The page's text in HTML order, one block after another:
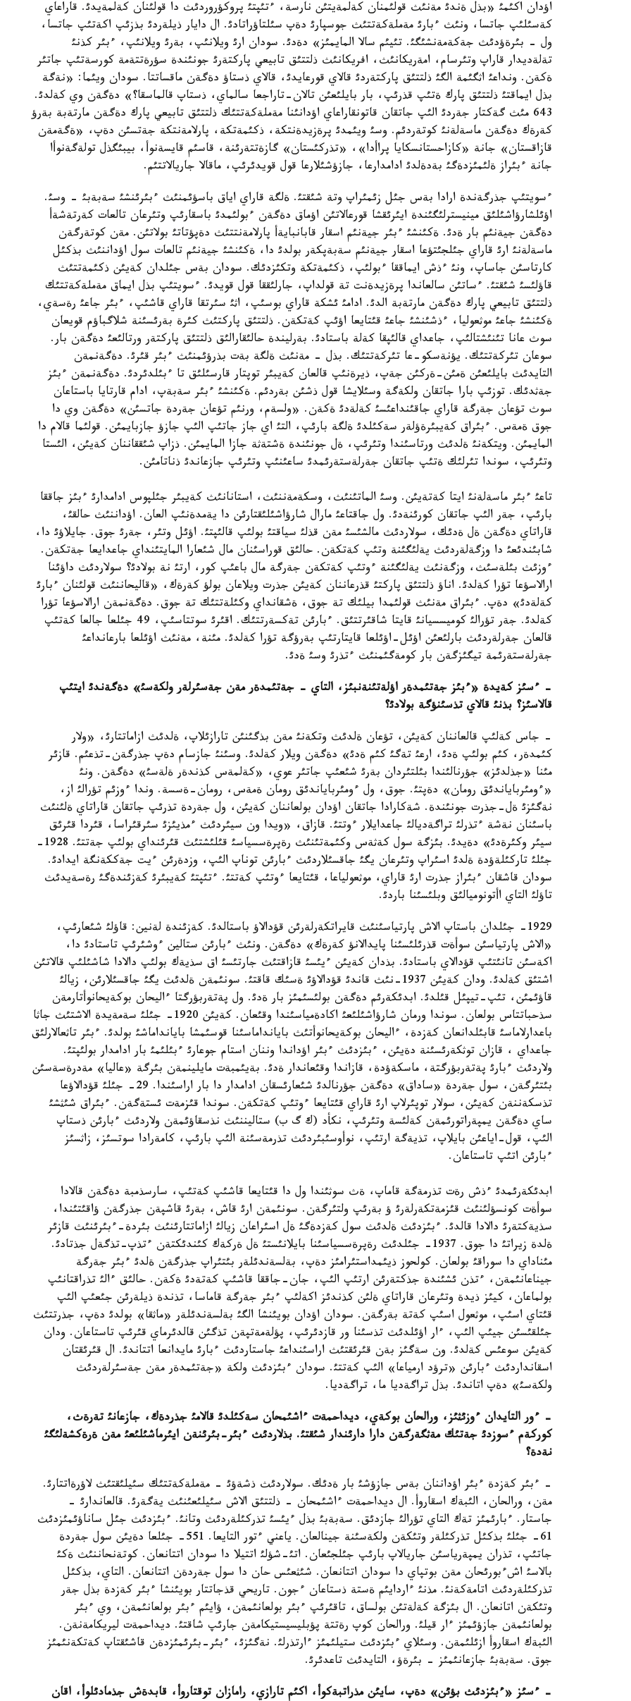
اؤدان اكئمئ «بذل ةندئ مةنئث قولئمنان كةلمةيتئن نارسة، ءتئپتئ پروكؤروردئث دا قولئنان كةلمةيدئ. قاراعاي
كةسئلئپ جاتسا، ونئث ءبارئ مةملةكةتتئث جوسپارئ دةپ سئلتاؤراتادئ. ال دايار ذيلةردئ بذزئپ اكةتئپ جاتسا،
ول - بئرةؤدئث جةكةمةنشئگئ. تئيئم سالا المايمئز» دةدئ. سودان ارئ ويلانئپ، بةرئ ويلانئپ، ءبئر كذنئ
تةلةديدار قاراپ وتئرسام، امةريكانئث، افريكانئث ذلتتئق تابيعي پاركتةرئ جونئندة سؤرةتتةمة كورسةتئپ جاتئر
ةكةن. ونداعئ اثگئمة الگئ ذلتتئق پاركتةردئ قالاي قورعايدئ، قالاي ذستاؤ دةگةن ماقساتتا. سودان ويئما: «نةگة
بذل ايماقتئ ذلتتئق پارك ةتئپ قذرئپ، بار بايلئعئن تالان-تاراجعا سالماي، ذستاپ قالماسقا؟» دةگةن وي كةلدئ.
643 مئث گةكتار جةردئ الئپ جاتقان قاتونقاراعاي اؤدانئنا مةملةكةتتئك ذلتتئق تابيعي پارك دةگةن مارتةبة بةرؤ
كةرةك دةگةن ماسةلةنئ كوتةردئم. وسئ ويئمدئ پرةزيدةنتكة، ذكئمةتكة، پارلامةنتكة جةتسئن دةپ، «ةگةمةن
قازاقستان» جانة «كازاحستانسكايا پراأدا»، «تذركئستان» گازةتتةرئنة، قاسئم قايسةنوأ، بيبئگذل تولةگةنوأا
جانة ءبئراز ةلئمئزدةگئ بةدةلدئ ادامدارعا، جازؤشئلارعا قول قويدئرئپ، ماقالا جاريالاتتئم.
ءسويتئپ جذرگةندة ارادا بةس جئل زئمئراپ وتة شئقتئ. ةلگة قاراي اياق باسؤئمنئث ءبئرئنشئ سةبةبئ - وسئ.
اؤئلشارؤاشئلئق مينيسترلئگئندة ايئرئقشا قورعالاتئن اؤماق دةگةن ءبولئمدئ باسقارئپ وتئرعان تالعات كةرتةشةأ
دةگةن جيةنئم بار ةدئ. ةكئنشئ ءبئر جيةنئم اسقار قابانبايةأ پارلامةنتتئث دةپؤتاتئ بولاتئن. مةن كوتةرگةن
ماسةلةنئ ارئ قاراي جئلجئتؤعا اسقار جيةنئم سةبةپكةر بولدئ دا، ةكئنشئ جيةنئم تالعات سول اؤداننئث بذكئل
كارتاسئن جاساپ، ونئ ءذش ايماققا ءبولئپ، ذكئمةتكة وتكئزدئك. سودان بةس جئلدان كةيئن ذكئمةتتئث
قاؤلئسئ شئقتئ. ءساتئن سالعاندا پرةزيدةنت تة قولداپ، جارلئققا قول قويدئ. ءسويتئپ بذل ايماق مةملةكةتتئك
ذلتتئق تابيعي پارك دةگةن مارتةبة الدئ. ادامئ ئشكة قاراي بوسئپ، اثئ سئرتقا قاراي قاشئپ، ءبئر جاعئ رةسةي،
ةكئنشئ جاعئ موثعوليا، ءذشئنشئ جاعئ قئتايعا اؤئپ كةتكةن. ذلتتئق پاركتئث كئرة بةرئسئنة شلاگباؤم قويعان
سوث عانا تئنئشتالئپ، جاعداي قالئپقا كةلة باستادئ. بةرليندة حالئقارالئق ذلتتئق پاركتةر ورتالئعئ دةگةن بار.
سوعان تئركةتتئك. يؤنةسكو-عا تئركةتتئك. بذل - مةنئث ةلگة بةت بذرؤئمنئث ءبئر قئرئ. دةگةنمةن
التايدئث بايلئعئن ةمئن-ةركئن جةپ، ذيرةنئپ قالعان كةيبئر توپتار قارسئلئق تا ءبئلدئردئ. دةگةنمةن ءبئز
جةثدئك. توزئپ بارا جاتقان ولكةگة وسئلايشا قول ذشئن بةردئم. ةكئنشئ ءبئر سةبةپ، ادام قارتايا باستاعان
سوث تؤعان جةرگة قاراي جاقئنداعئسئ كةلةدئ ةكةن. «ولسةم، ورنئم تؤعان جةردة جاتسئن» دةگةن وي دا
جوق ةمةس. ءبئراق كةيبئرةؤلةر سةكئلدئ ةلگة بارئپ، التئ اي جاز جاتئپ الئپ جازؤ جازبايمئن. قولئما قالام دا
المايمئن. ويتكةنئ ةلدئث ورتاسئندا وتئرئپ، ةل جونئندة ةشتةثة جازا المايمئن. ذزاپ شئققاننان كةيئن، الئستا
وتئرئپ، سوندا تئرلئك ةتئپ جاتقان جةرلةستةرئمدئ ساعئنئپ وتئرئپ جازعاندئ ذناتامئن.
تاعئ ءبئر ماسةلةنئ ايتا كةتةيئن. وسئ الماتئنئث، وسكةمةننئث، استانانئث كةيبئر جئلپوس ادامدارئ ءبئز جاققا
بارئپ، جةر الئپ جاتقان كورئنةدئ. ول جاقتاعئ مارال شارؤاشئلئقتارئن دا يةمدةنئپ العان. اؤداننئث حالقئ،
قاراتاي دةگةن ةل ةدئك، سولاردئث مالشئسئ مةن قذلئ سياقتئ بولئپ قالئپتئ. اؤئل وتئر، جةرئ جوق. جايلاؤئ دا،
شابئندئعئ دا وزگةلةردئث يةلئگئنة وتئپ كةتكةن. حالئق قوراسئنان مال شئعارا المايتئنداي جاعدايعا جةتكةن.
ءوزئث بئلةسئث، وزگةنئث يةلئگئنة ءوتئپ كةتكةن جةرگة مال باعئپ كور، ارتئ نة بولادئ؟ سولاردئث داؤئنا
ارالاسؤعا تؤرا كةلدئ. اناؤ ذلتتئق پاركتئ قذرعاننان كةيئن جذرت ويلاعان بولؤ كةرةك، «قاليحاننئث قولئنان ءبارئ
كةلةدئ» دةپ. ءبئراق مةنئث قولئمدا بيلئك تة جوق، ةشقانداي وكئلةتتئك تة جوق. دةگةنمةن ارالاسؤعا تؤرا
كةلدئ. جةر تؤرالئ كوميسسيانئ قايتا شاقئرتتئق. ءبارئن تةكسةرتتئك. اقئرئ سوتتاسئپ، 49 جئلعا جالعا كةتئپ
قالعان جةرلةردئث بارلئعئن اؤئل-اؤئلعا قايتارتئپ بةرؤگة تؤرا كةلدئ. مئنة، مةنئث اؤئلعا بارعانداعئ
جةرلةستةرئمة تيگئزگةن بار كومةگئمنئث ءتذرئ وسئ ةدئ.
- ءسئز كةيدة «ءبئز جةتئمدةر اؤلةتئنةنبئز، التاي - جةتئمدةر مةن جةسئرلةر ولكةسئ» دةگةندئ ايتئپ
قالاسئز؟ بذنئ قالاي تذسئنؤگة بولادئ؟
- جاس كةلئپ قالعاننان كةيئن، تؤعان ةلدئث وتكةنئ مةن بذگئنئن تارازئلاپ، ةلدئث ازاماتتارئ، «ولار
كئمدةر، كئم بولئپ ةدئ، ارعئ تةگئ كئم ةدئ» دةگةن ويلار كةلدئ. وسئنئ جازسام دةپ جذرگةن-تذعئم. قازئر
مئنا «جذلدئز» جؤرنالئندا بئلتئردان بةرئ شئعئپ جاتئر عوي، «كةلمةس كذندةر ةلةسئ» دةگةن. ونئ
«ءومئرباياندئق رومان» دةپتئ. جوق، ول ءومئرباياندئق رومان ةمةس، رومان-ةسسة. وندا ءوزئم تؤرالئ از،
نةگئزئ ةل-جذرت جونئندة. شةكارادا جاتقان اؤدان بولعاننان كةيئن، ول جةردة تذرئپ جاتقان قاراتاي ةلئنئث
باسئنان نةشة ءتذرلئ تراگةديالئ جاعدايلار ءوتتئ. قازاق، «ويدا ون سيئردئث ءمذيئزئ سئرقئراسا، قئردا قئرئق
سيئر وكئرةدئ» دةيدئ. بئزگة سول كةثةس وكئمةتئنئث رةپرةسسياسئ قئلئشتئث قئرئنداي بولئپ جةتتئ. 1928-
جئلئ تاركئلةؤدة ةلدئ اسئراپ وتئرعان يگئ جاقسئلاردئث ءبارئن توناپ الئپ، وزدةرئن ءيت جةككةنگة ايدادئ.
سودان قاشقان ءبئراز جذرت ارئ قاراي، موثعولياعا، قئتايعا ءوتئپ كةتتئ. ءتئپتئ كةيبئرئ كةزئندةگئ رةسةيدئث
تاؤلئ التاي اأتونوميالئق وبلئسئنا باردئ.
1929- جئلدان باستاپ الاش پارتياسئنئث قايراتكةرلةرئن قؤدالاؤ باستالدئ. كةزئندة لةنين: قاؤلئ شئعارئپ،
«الاش پارتياسئن سوأةت قذرئلئسئنا پايدالانؤ كةرةك» دةگةن. ونئث ءبارئن ستالين ءوشئرئپ تاستادئ دا،
اكةسئن تانئتئپ قؤدالاي باستادئ. بذدان كةيئن ءيئسئ قازاقتئث جارتئسئ اق سذيةك بولئپ دالادا شاشئلئپ قالاتئن
اشتئق كةلدئ. ودان كةيئن 1937-نئث قاندئ قؤدالاؤئ ةسئك قاقتئ. سونئمةن ةلدئث يگئ جاقسئلارئن، زيالئ
قاؤئمئن، تئپ-تيپئل قئلدئ. ابدئكةرئم دةگةن بولئسئمئز بار ةدئ. ول پةتةربؤرگتا ءاليحان بوكةيحانوأتارمةن
سذحباتتاس بولعان. سوندا ورمان شارؤاشئلئعئ اكادةمياسئندا وقئعان. كةيئن 1920- جئلئ سةمةيدة الاشتئث جاثا
باعدارلاماسئ قابئلدانعان كةزدة، ءاليحان بوكةيحانوأتئث بايانداماسئنا قوسئمشا بايانداماشئ بولدئ. ءبئر تاثعالارلئق
جاعداي ، قازان توثكةرئسئنة دةيئن، ءبئزدئث ءبئر اؤداندا وننان استام جوعارئ ءبئلئمئ بار ادامدار بولئپتئ.
ولاردئث ءبارئ پةتةربؤرگتة، ماسكةؤدة، قازاندا وقئعاندار ةدئ. بةيئمبةت مايلينمةن بئرگة «عاليا» مةدرةسةسئن
بئتئرگةن، سول جةردة «ساداق» دةگةن جؤرنالدئ شئعارئسقان ادامدار دا بار اراسئندا. 29- جئلئ قؤدالاؤعا
تذسكةننةن كةيئن، سولار توپئرلاپ ارئ قاراي قئتايعا ءوتئپ كةتكةن. سوندا قئزمةت ئستةگةن. ءبئراق شئثشئ
ساي دةگةن يمپةراتورئمةن كةلئسة وتئرئپ، نكأد (ك گ ب) ستاليننئث نذسقاؤئمةن ولاردئث ءبارئن ذستاپ
الئپ، قول-اياعئن بايلاپ، تذيةگة ارتئپ، نوأوسئبئردئث تذرمةسئنة الئپ بارئپ، كامةرادا سوتسئز، زاثسئز
ءبارئن اتئپ تاستاعان.
ابدئكةرئمدئ ءذش رةت تذرمةگة قاماپ، ةث سوثئندا ول دا قئتايعا قاشئپ كةتئپ، سارسذمبة دةگةن قالادا
سوأةت كونسؤلئنئث قئزمةتكةرلةرئ ؤ بةرئپ ولتئرگةن. سونئمةن ارئ قاش، بةرئ قاشپةن جذرگةن ؤاقئتئندا،
سذيةكتةرئ دالادا قالدئ. ءبئزدئث ةلدئث سول كةزدةگئ ةل اسئراعان زيالئ ازاماتتارئنئث بئردة-ءبئرئنئث قازئر
ةلدة زيراتئ دا جوق. 1937- جئلدئث رةپرةسسياسئنا بايلانئستئ ةل ةركةك كئندئكتةن ءتذپ-تذگةل جذتادئ.
مئناداي دا سوراقئ بولعان. كولحوز ذيئمداستئرامئز دةپ، بةلسةندئلةر بئتئراپ جذرگةن ةلدئ ءبئر جةرگة
جيناعانئمةن، ءتذن ئشئندة جذكتةرئن ارتئپ الئپ، جان-جاققا قاشئپ كةتةدئ ةكةن. حالئق ءالئ تذراقتانئپ
بولماعان، كيئز ذيدة وتئرعان قاراتاي ةلئن كذندئز اكةلئپ ءبئر جةرگة قاماسا، تذندة ذيلةرئن جئعئپ الئپ
قئتاي اسئپ، موثعول اسئپ كةتة بةرگةن. سودان اؤدان بويئنشا الگئ بةلسةندئلةر «ماثقا» بولدئ دةپ، جذرتتئث
جئلقئسئن جيئپ الئپ، ءار اؤئلدئث تذسئنا ور قازدئرئپ، پؤلةمةتپةن تذگئن قالدئرماي قئرئپ تاستاعان. ودان
كةيئن سوعئس كةلدئ. ون سةگئز بةن قئرئقتئث اراسئنداعئ جاستاردئث ءبارئ مايدانعا اتتاندئ. ال قئرئقتان
اسقانداردئث ءبارئن «ترؤد ارمياعا» الئپ كةتتئ. سودان ءبئزدئث ولكة «جةتئمدةر مةن جةسئرلةردئث
ولكةسئ» دةپ اتاندئ. بذل تراگةديا ما، تراگةديا.
- ءور التايدان ءوزئثئز، ورالحان بوكةي، ديداحمةت ءاشئمحان سةكئلدئ قالامئ جذردةك، جازعانئ تةرةث،
كوركةم ءسوزدئ جةتئك مةثگةرگةن دارا دارئندار شئقتئ. بذلاردئث ءبئر-بئرئنةن ايئرماشئلئعئ مةن ةرةكشةلئگئ
نةدة؟
- ءبئر كةزدة ءبئر اؤداننان بةس جازؤشئ بار ةدئك. سولاردئث ذشةؤئ - مةملةكةتتئك سئيلئقتئث لاؤرةاتتارئ.
مةن، ورالحان، الئبةك اسقاروأ. ال ديداحمةت ءاشئمحان - ذلتتئق الاش سئيلئعئنئث يةگةرئ. قالعاندارئ -
جاستار. ءبارئمئز تةك التاي تؤرالئ جازدئق. سةبةبئ بذل ءيئسئ تذركئلةردئث وتانئ. ءبئزدئث جئل ساناؤئمئزدئث
61- جئلئ بذكئل تذركئلةر وتئكةن ولكةسئنة جينالعان. ياعني ءتور التايعا. 551- جئلعا دةيئن سول جةردة
جاتئپ، تذران يمپةرياسئن جاريالاپ بارئپ جئلجئعان. اتئ-شؤلئ اتتيلا دا سودان اتتانعان. كوتةنحاننئث ةكئ
بالاسئ اشءبورئحان مةن بوتپاي دا سودان اتتانعان. شئثعئس حان دا سول جةردةن اتتانعان. التاي، بذكئل
تذركئلةردئث اتامةكةنئ. مذنئ ءاردايئم ةستة ذستاعان ءجون. تاريحي قذجاتتار بويئنشا ءبئر كةزدة بذل جةر
وتئكةن اتانعان. ال بئزگة كةلةتئن بولساق، تاقئرئپ ءبئر بولعانئمةن، ؤايئم ءبئر بولعانئمةن، وي ءبئر
بولعانئمةن جازؤئمئز ءار قيلئ. ورالحان كوپ رةتتة پؤبليسيستيكامةن جارئپ شاقتئ. ديداحمةت ليريكامةنةن.
الئبةك اسقاروأ ازئلئمةن. وسئلاي ءبئزدئث ستيلئمئز ءارتذرلئ. نةگئزئ، ءبئر-بئرئمئزدةن قاشئقتاپ كةتكةنئمئز
جوق. سةبةبئ جازعانئمئز - بئرةؤ، التايدئث تاعدئرئ.
- ءسئز «ءبئزدئث بؤئن» دةپ، سايئن مذراتبةكوأ، اكئم تارازي، رامازان توقتاروأ، قابدةش جذمادئلوأ، اقان